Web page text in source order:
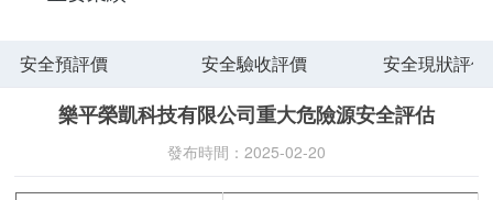
安全預評價 安全驗收評價 安全現狀評價
樂平榮凱科技有限公司重大危險源安全評估
發布時間：2025-02-20